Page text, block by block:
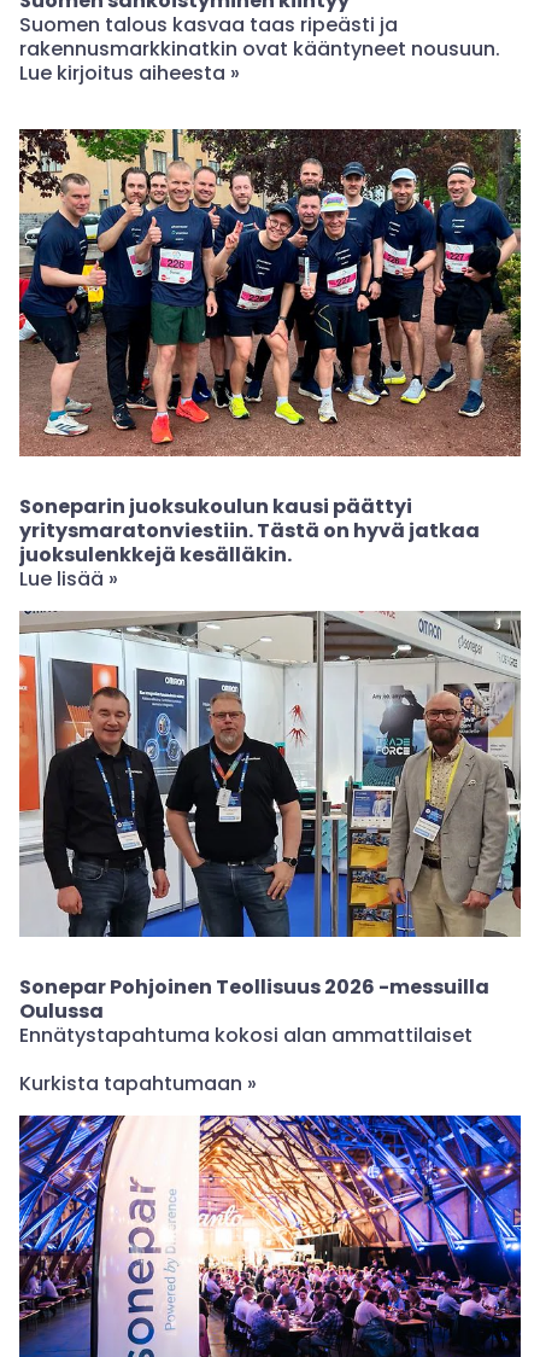
Suomen talous kasvaa taas ripeästi ja
rakennusmarkkinatkin ovat kääntyneet nousuun.
Lue kirjoitus aiheesta »
Soneparin juoksukoulun kausi päättyi
yritysmaratonviestiin. Tästä on hyvä jatkaa
juoksulenkkejä kesälläkin.
Lue lisää »
Sonepar Pohjoinen Teollisuus 2026 -messuilla
Oulussa
Ennätystapahtuma kokosi alan ammattilaiset
Kurkista tapahtumaan »